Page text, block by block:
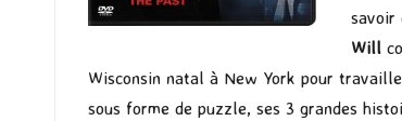
savoir
Will
Wisconsin natal à New York pour
sous forme de puzzle, ses 3 grandes